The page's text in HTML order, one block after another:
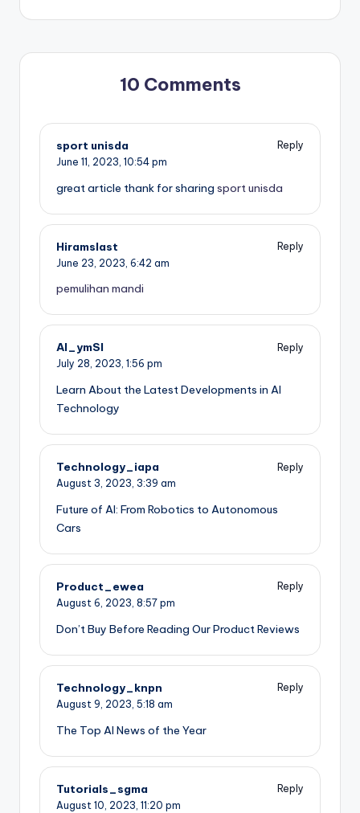
10 Comments
sport unisda
Reply
June 11, 2023, 10:54 pm
great article thank for sharing sport unisda
Hiramslast
Reply
June 23, 2023, 6:42 am
pemulihan mandi
AI_ymSl
Reply
July 28, 2023, 1:56 pm
Learn About the Latest Developments in AI
Technology
Technology_iapa
Reply
August 3, 2023, 3:39 am
Future of AI: From Robotics to Autonomous
Cars
Product_ewea
Reply
August 6, 2023, 8:57 pm
Don’t Buy Before Reading Our Product Reviews
Technology_knpn
Reply
August 9, 2023, 5:18 am
The Top AI News of the Year
Tutorials_sgma
Reply
August 10, 2023, 11:20 pm